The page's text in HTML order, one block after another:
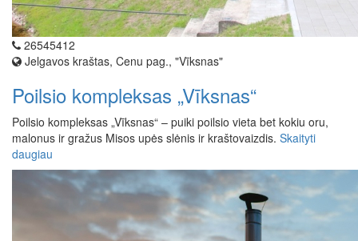
26545412
Jelgavos kraštas, Cenu pag., "Vīksnas"
Poilsio kompleksas „Vīksnas“
Poilsio kompleksas „Vīksnas“ – puiki poilsio vieta bet kokiu oru,
malonus ir gražus Misos upės slėnis ir kraštovaizdis. Skaityti
daugiau